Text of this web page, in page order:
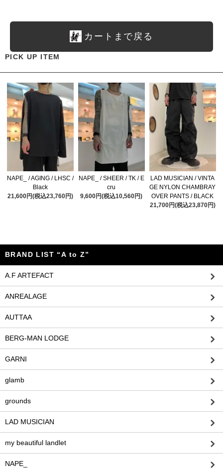
カートまで戻る
PICK UP ITEM
NAPE_ / AGING / LHSC /
Black
21,600円(税込23,760円)
NAPE_ / SHEER / TK / E
cru
9,600円(税込10,560円)
LAD MUSICIAN / VINTA
GE NYLON CHAMBRAY
OVER PANTS / BLACK
21,700円(税込23,870円)
BRAND LIST “A to Z”
A.F ARTEFACT
ANREALAGE
AUTTAA
BERG-MAN LODGE
GARNI
glamb
grounds
LAD MUSICIAN
my beautiful landlet
NAPE_